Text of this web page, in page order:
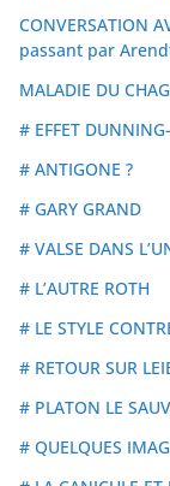
CONVERSATION
passant par
MALADIE DU
# EFFET
# ANTIGONE ?
# GARY GRAND
# VALSE DANS
# L’AUTRE ROTH
# LE STYLE
# RETOUR SUR
# PLATON LE
# QUELQUES